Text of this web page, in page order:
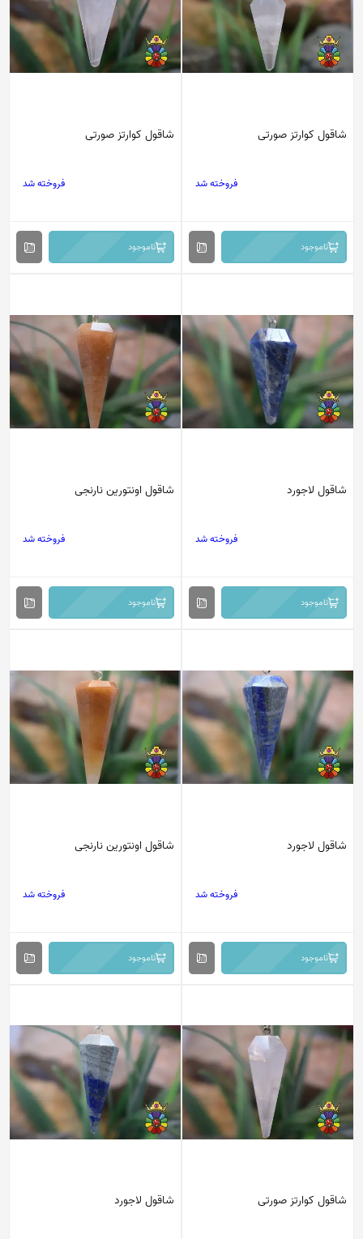
شاقول کوارتز صورتی
فروخته شد
ناموجود
شاقول کوارتز صورتی
فروخته شد
ناموجود
شاقول لاجورد
فروخته شد
ناموجود
شاقول اونتورین نارنجی
فروخته شد
ناموجود
شاقول لاجورد
فروخته شد
ناموجود
شاقول اونتورین نارنجی
فروخته شد
ناموجود
شاقول کوارتز صورتی شاقول لاجورد